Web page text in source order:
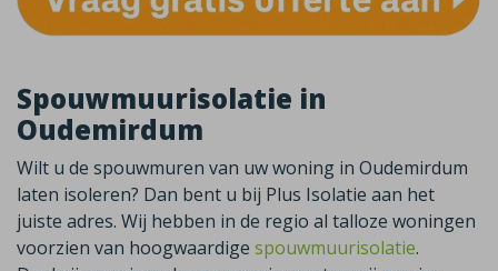
Spouwmuurisolatie in
Oudemirdum
Wilt u de spouwmuren van uw woning in Oudemirdum
laten isoleren? Dan bent u bij Plus Isolatie aan het
juiste adres. Wij hebben in de regio al talloze woningen
voorzien van hoogwaardige spouwmuurisolatie.